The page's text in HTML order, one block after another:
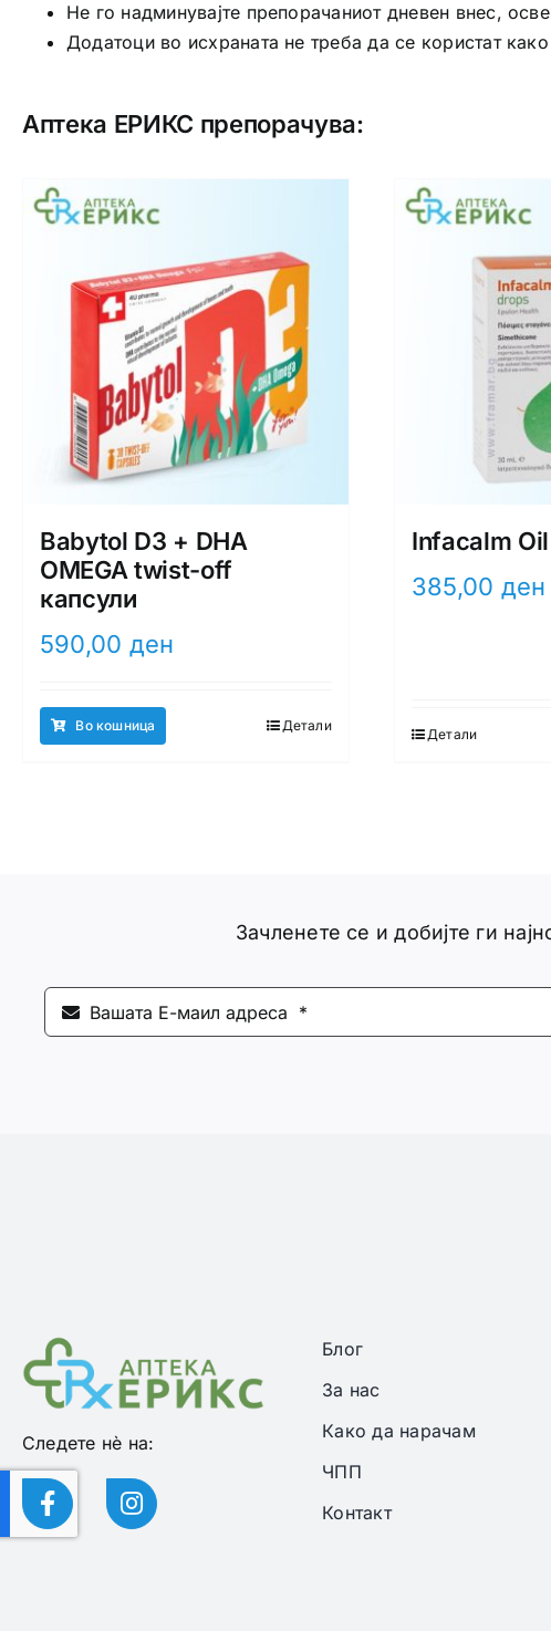
Не го надминувајте препорачаниот дневен внес,
Додатоци во исхраната не треба да се користат
Аптека ЕРИКС препорачува:
Babytol D3 + DHA
OMEGA twist-off
капсули
590,00 ден
Во кошница Детали
Infacalm
385,00 ден
Детали
Зачленете се и добијте ги
Следете нѐ на:
Блог
За нас
Како да нарачам
ЧПП
Контакт